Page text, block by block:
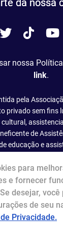
da nossa
Twitter
Tiktok
nossa
link.
pela
privado sem fins
de
educação e
para
e fornecer
desejar,
de seu
Privacidade.